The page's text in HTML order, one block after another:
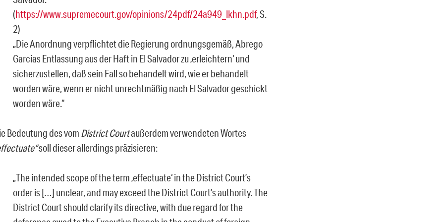
(https://www.supremecourt.gov/opinions/24pdf/24a949_lkhn.pdf, S.
2)
„Die Anordnung verpflichtet die Regierung ordnungsgemäß, Abrego
Garcias Entlassung aus der Haft in El Salvador zu ‚erleichtern‘ und
sicherzustellen, daß sein Fall so behandelt wird, wie er behandelt
worden wäre, wenn er nicht unrechtmäßig nach El Salvador geschickt
worden wäre.“
Bedeutung des vom District Courtaußerdem verwendeten Wortes
“soll dieser allerdings präzisieren:
„The intended scope of the term ‚effectuate‘ in the District Court’s
order is[…] unclear, and may exceed the District Court’s authority. The
District Court should clarify its directive, with due regard for the